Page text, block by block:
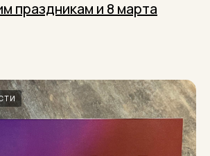
праздникам и 8 марта